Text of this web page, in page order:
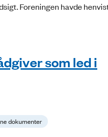
Foreningen havde
som led i
dokumenter